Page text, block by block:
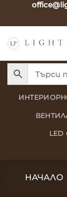
НАЧАЛО